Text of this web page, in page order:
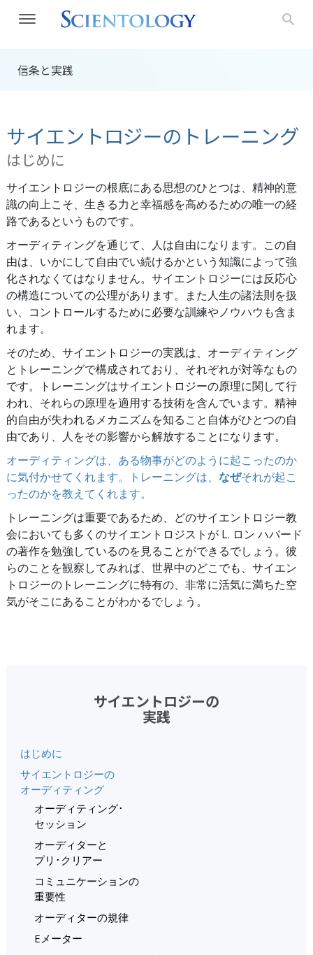
信条と実践
サイエントロジーのトレーニング
はじめに
サイエントロジーの根底にある思想のひとつは、精神的意
識の向上こそ、生きる力と幸福感を高めるための唯一の経
路であるというものです。
オーディティングを通じて、人は自由になります。この自
由は、いかにして自由でい続けるかという知識によって強
化されなくてはなりません。サイエントロジーには反応心
の構造についての公理があります。また人生の諸法則を扱
い、コントロールするために必要な訓練やノウハウも含ま
れます。
そのため、サイエントロジーの実践は、オーディティング
とトレーニングで構成されており、それぞれが対等なもの
です。トレーニングはサイエントロジーの原理に関して行
われ、それらの原理を適用する技術を含んでいます。精神
的自由が失われるメカニズムを知ること自体がひとつの自
由であり、人をその影響から解放することになります。
オーディティングは、ある物事がどのように起こったのか
に気付かせてくれます。トレーニングは、 なぜそれが起こ
ったのかを教えてくれます。
トレーニングは重要であるため、どのサイエントロジー教
会においても多くのサイエントロジストが L. ロン ハバード
の著作を勉強しているのを見ることができるでしょう。彼
らのことを観察してみれば、世界中のどこでも、サイエン
トロジーのトレーニングに特有の、非常に活気に満ちた空
気がそこにあることがわかるでしょう。
サイエントロジーの
実践
はじめに
サイエントロジーの
オーディティング
オーディティング･
セッション
オーディターと
プリ･クリアー
コミュニケーションの
重要性
オーディターの規律
Eメーター